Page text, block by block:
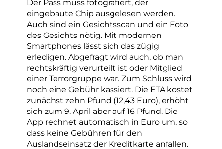
Der Pass muss fotografiert, der
eingebaute Chip ausgelesen werden.
Auch sind ein Gesichtsscan und ein Foto
des Gesichts nötig. Mit modernen
Smartphones lässt sich das zügig
erledigen. Abgefragt wird auch, ob man
rechtskräftig verurteilt ist oder Mitglied
einer Terrorgruppe war. Zum Schluss wird
noch eine Gebühr kassiert. Die ETA kostet
zunächst zehn Pfund (12,43 Euro), erhöht
sich zum 9. April aber auf 16 Pfund. Die
App rechnet automatisch in Euro um, so
dass keine Gebühren für den
Auslandseinsatz der Kreditkarte anfallen.